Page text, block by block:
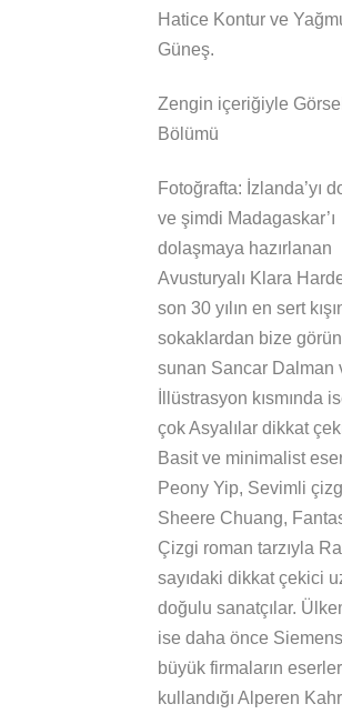
Hatice Kontur ve
Güneş.
Zengin içeriğiyle
Bölümü
Fotoğrafta: İzlanda’yı
ve şimdi Madagaskar’ı
dolaşmaya hazırlanan
Avusturyalı Klara
son 30 yılın en sert
sokaklardan bize
sunan Sancar Dalman
İllüstrasyon kısmında
çok Asyalılar dikkat
Basit ve minimalist
Peony Yip, Sevimli
Sheere Chuang,
Çizgi roman tarzıyla
sayıdaki dikkat çekici
doğulu sanatçılar.
ise daha önce
büyük firmaların
kullandığı Alperen